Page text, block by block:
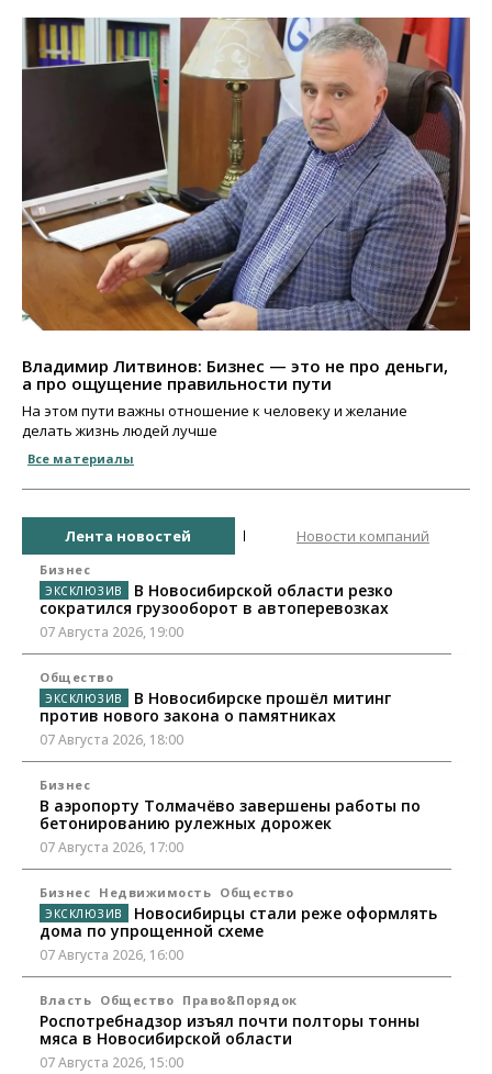
Владимир Литвинов: Бизнес — это не про деньги,
а про ощущение правильности пути
На этом пути важны отношение к человеку и желание
делать жизнь людей лучше
Все материалы
Лента новостей Новости компаний
Бизнес
В Новосибирской области резко
сократился грузооборот в автоперевозках
07 Августа 2026, 19:00
Общество
В Новосибирске прошёл митинг
против нового закона о памятниках
07 Августа 2026, 18:00
Бизнес
В аэропорту Толмачёво завершены работы по
бетонированию рулежных дорожек
07 Августа 2026, 17:00
Бизнес Недвижимость Общество
Новосибирцы стали реже оформлять
дома по упрощенной схеме
07 Августа 2026, 16:00
Власть Общество Право&Порядок
Роспотребнадзор изъял почти полторы тонны
мяса в Новосибирской области
07 Августа 2026, 15:00